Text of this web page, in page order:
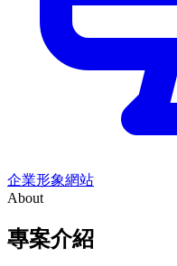
企業形象網站
About
專案介紹